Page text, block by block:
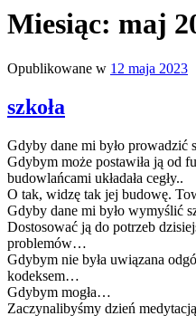
julia rozumek
o życiu i szukaniu w nim
Miesiąc: maj
Opublikowane w 12 maja 2023
szkoła
Gdyby dane mi było prowadzić
Gdybym może postawiła ją od
budowlańcami układała cegły..
O tak, widzę tak jej budowę.
Gdyby dane mi było wymyślić
Dostosować ją do potrzeb
problemów…
Gdybym nie była uwiązana
kodeksem…
Gdybym mogła…
Zaczynalibyśmy dzień